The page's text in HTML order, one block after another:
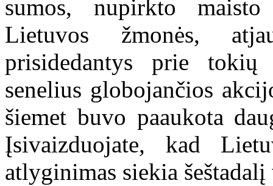
sumos, nupirkto
Lietuvos žmonės,
prisidedantys prie
senelius globojančios
šiemet buvo paaukota
Įsivaizduojate, kad
atlyginimas siekia